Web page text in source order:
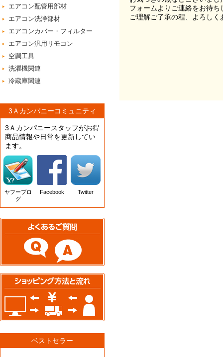
エアコン配管用部材
エアコン洗浄部材
エアコンカバー・フィルター
エアコン汎用リモコン
空調工具
洗濯機関連
冷蔵庫関連
3Ａカンパニーコミュニティ
3Ａカンパニースタッフがお得
商品情報や日常を更新してい
ます。
ヤフーブロ
グ
Facebook Twitter
ベストセラー
フォームよりご連絡をお待ち
ご理解ご了承の程、よろし